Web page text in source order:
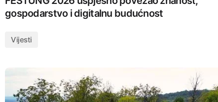
gospodarstvo i digitalnu budućnost
Vijesti